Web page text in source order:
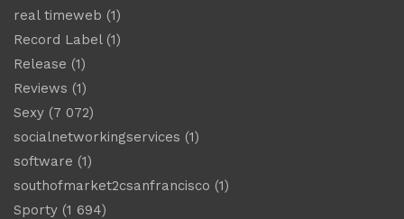
real timeweb (1)
Record Label(1)
Release (1)
Reviews (1)
Sexy (7 072)
socialnetworkingservices (1)
software (1)
southofmarket2csanfrancisco (1)
Sporty (1 694)